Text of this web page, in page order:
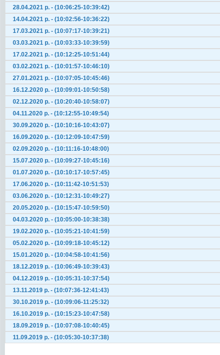
28.04.2021 р. - (10:06:25-10:39:42)
14.04.2021 р. - (10:02:56-10:36:22)
17.03.2021 р. - (10:07:17-10:39:21)
03.03.2021 р. - (10:03:33-10:39:59)
17.02.2021 р. - (10:12:25-10:51:44)
03.02.2021 р. - (10:01:57-10:46:10)
27.01.2021 р. - (10:07:05-10:45:46)
16.12.2020 р. - (10:09:01-10:50:58)
02.12.2020 р. - (10:20:40-10:58:07)
04.11.2020 р. - (10:12:55-10:49:54)
30.09.2020 р. - (10:10:16-10:43:07)
16.09.2020 р. - (10:12:09-10:47:59)
02.09.2020 р. - (10:11:16-10:48:00)
15.07.2020 р. - (10:09:27-10:45:16)
01.07.2020 р. - (10:10:17-10:57:45)
17.06.2020 р. - (10:11:42-10:51:53)
03.06.2020 р. - (10:12:31-10:49:27)
20.05.2020 р. - (10:15:47-10:59:50)
04.03.2020 р. - (10:05:00-10:38:38)
19.02.2020 р. - (10:05:21-10:41:59)
05.02.2020 р. - (10:09:18-10:45:12)
15.01.2020 р. - (10:04:58-10:41:56)
18.12.2019 р. - (10:06:49-10:39:43)
04.12.2019 р. - (10:05:31-10:37:54)
13.11.2019 р. - (10:07:36-12:41:43)
30.10.2019 р. - (10:09:06-11:25:32)
16.10.2019 р. - (10:15:23-10:47:58)
18.09.2019 р. - (10:07:08-10:40:45)
11.09.2019 р. - (10:05:30-10:37:38)